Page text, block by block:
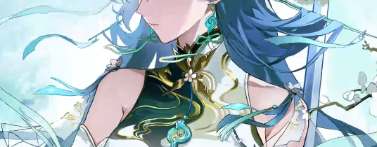
1.本游戏是一款开放世界动作
使用游戏产品。
2.本游戏基于架空的故事背景
1.本游戏是一款开放世界动作
使用游戏产品。
2.本游戏基于架空的故事背景